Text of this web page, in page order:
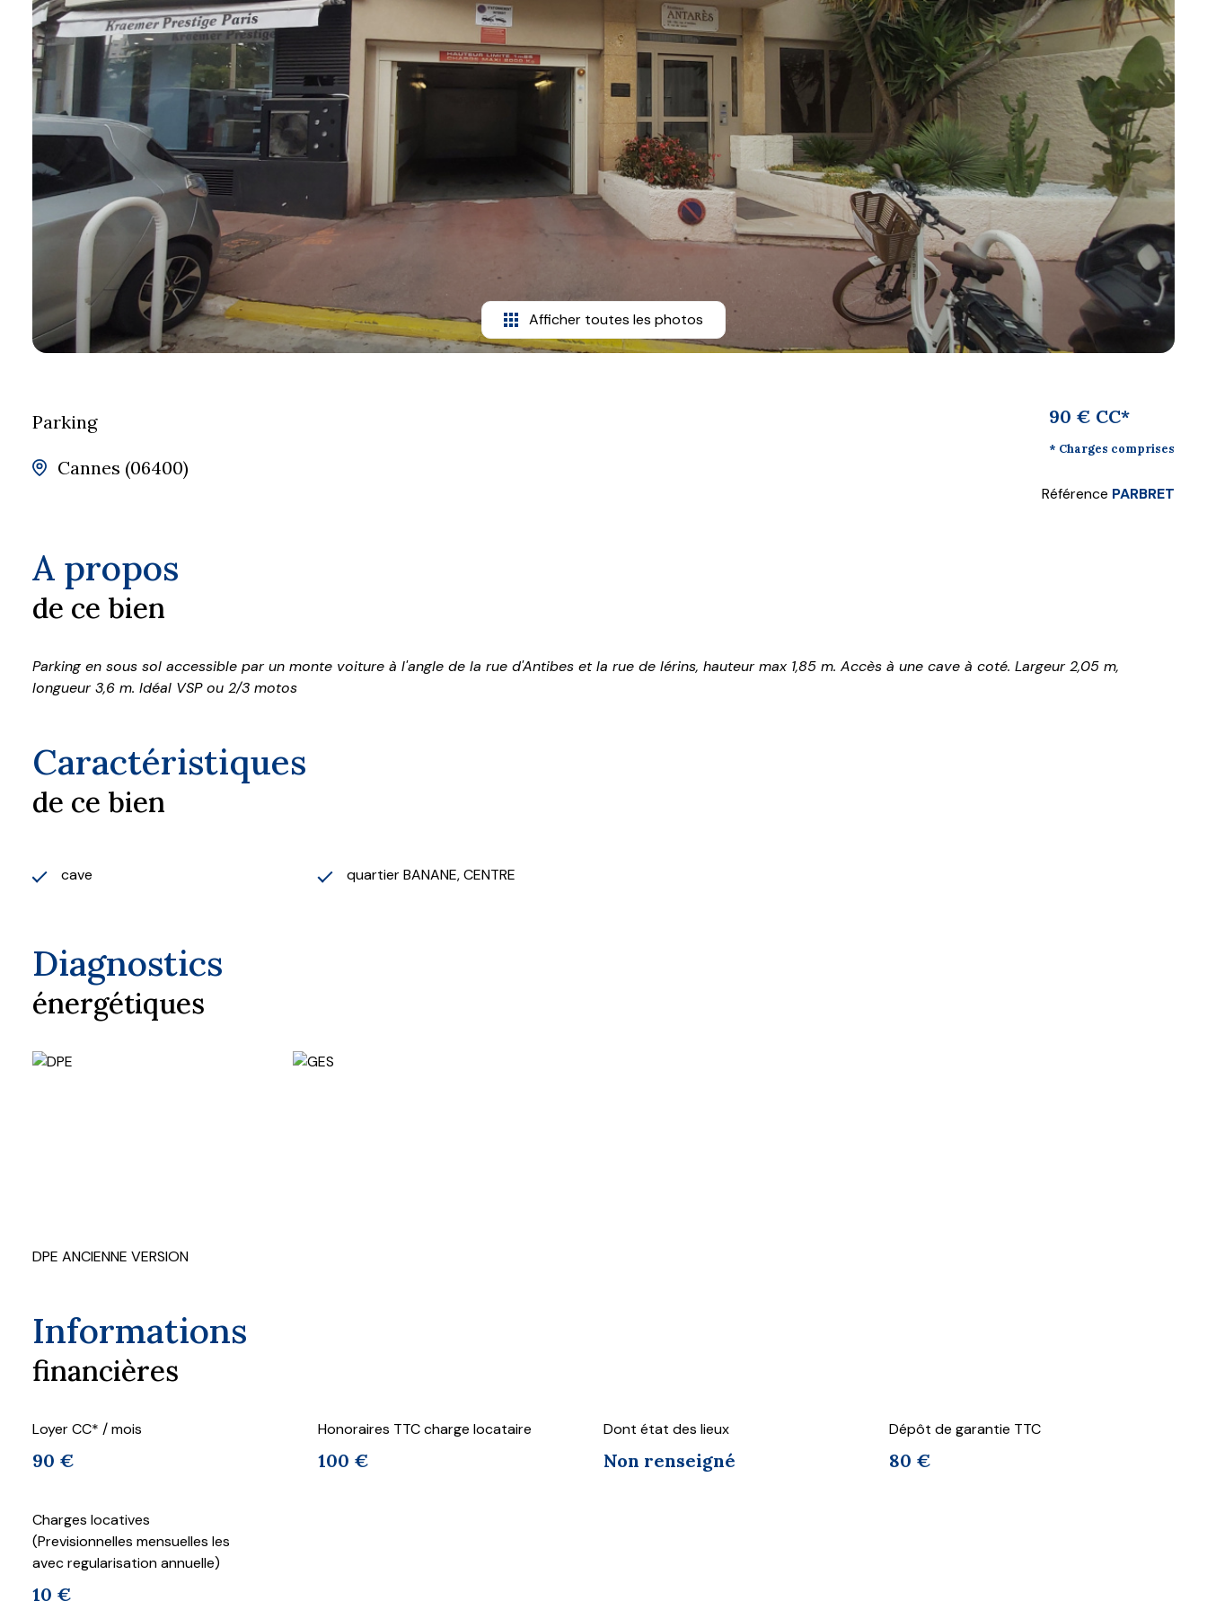
agence
contact
Afficher toutes les photos
Parking
Cannes (06400)
90 € CC*
* Charges comprises
Référence PARBRET
A propos
de ce bien
Parking en sous sol accessible par un monte voiture à l'angle de la rue d'Antibes et la rue de lérins, hauteur max 1,85 m. Accès à une cave à coté. Largeur 2,05 m,
longueur 3,6 m. Idéal VSP ou 2/3 motos
Caractéristiques
de ce bien
cave quartier BANANE, CENTRE
Diagnostics
énergétiques
DPE ANCIENNE VERSION
Informations
financières
Loyer CC* / mois
90 €
Honoraires TTC charge locataire
100 €
Dont état des lieux
Non renseigné
Dépôt de garantie TTC
80 €
Charges locatives
(Previsionnelles mensuelles les
avec regularisation annuelle)
10 €